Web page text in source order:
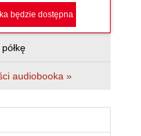
będzie dostępna
audiobooka »